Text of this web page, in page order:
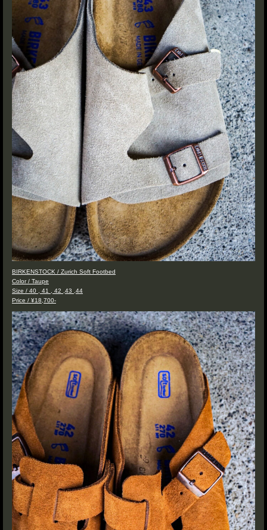
BIRKENSTOCK / Zurich Soft Footbed
Color / Taupe
Size / 40 , 41 , 42 ,43 ,44
Price / ¥18,700-